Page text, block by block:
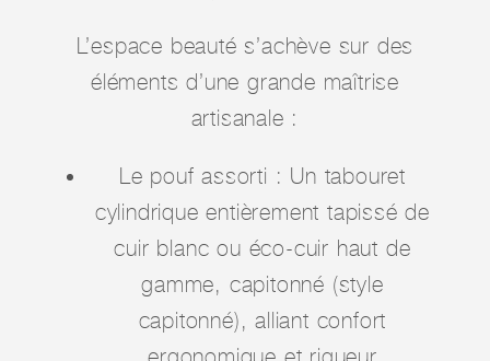
L’espace beauté s’achève sur des
éléments d’une grande maîtrise
artisanale :
Le pouf assorti : Un tabouret
cylindrique entièrement tapissé de
cuir blanc ou éco-cuir haut de
gamme, capitonné (style
capitonné), alliant confort